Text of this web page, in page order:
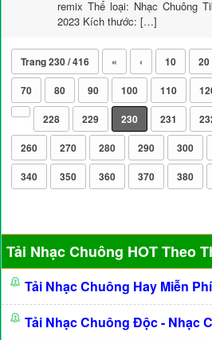
remix Thể loại: Nhạc Chuông
2023 Kích thước: […]
Trang 230 / 416 « ‹ 10 20
70
80 90 100 110
228
229 230 231
260
270 280 290 300
340
350 360 370 380
Tải Nhạc Chuông HOT Theo
Tải Nhạc Chuông Hay Miễn Phí
Tải Nhạc Chuông Độc - Nhạc